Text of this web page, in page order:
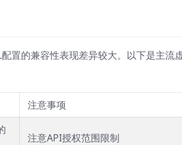
置的兼容性表现差异较大。以下是主流
注意事项
注意API授权范围限制